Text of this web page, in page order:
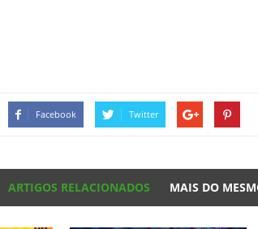
Facebook Twitter
ARTIGOS RELACIONADOS MAIS DO